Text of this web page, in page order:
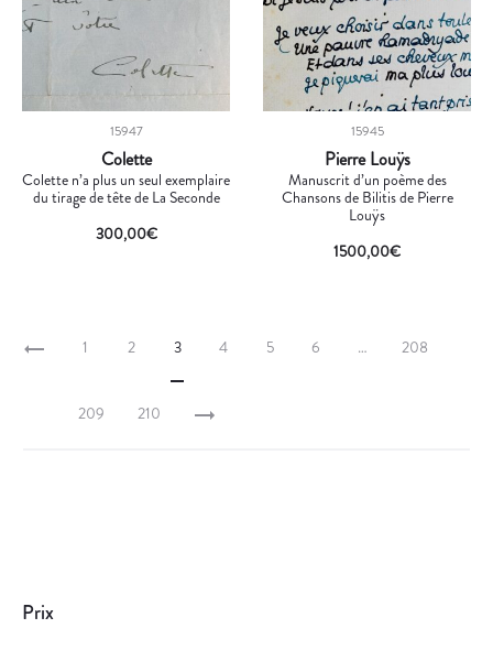
15947
Colette
Colette n’a plus un seul exemplaire
du tirage de tête de La Seconde
300,00€
15945
Pierre Louÿs
Manuscrit d’un poème des
Chansons de Bilitis de Pierre
Louÿs
1500,00€
1 2 3 4 5 6 … 208
209 210
Prix